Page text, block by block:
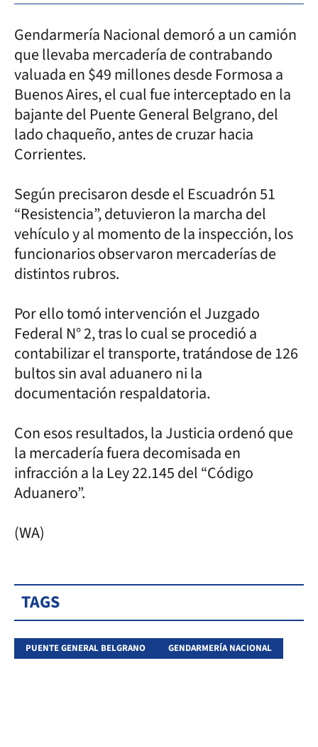
Gendarmería Nacional demoró a un camión
que llevaba mercadería de contrabando
valuada en $49 millones desde Formosa a
Buenos Aires, el cual fue interceptado en la
bajante del Puente General Belgrano, del
lado chaqueño, antes de cruzar hacia
Corrientes.
Según precisaron desde el Escuadrón 51
“Resistencia”, detuvieron la marcha del
vehículo y al momento de la inspección, los
funcionarios observaron mercaderías de
distintos rubros.
Por ello tomó intervención el Juzgado
Federal N° 2, tras lo cual se procedió a
contabilizar el transporte, tratándose de 126
bultos sin aval aduanero ni la
documentación respaldatoria.
Con esos resultados, la Justicia ordenó que
la mercadería fuera decomisada en
infracción a la Ley 22.145 del “Código
Aduanero”.
(WA)
TAGS
PUENTE GENERAL BELGRANO GENDARMERÍA NACIONAL